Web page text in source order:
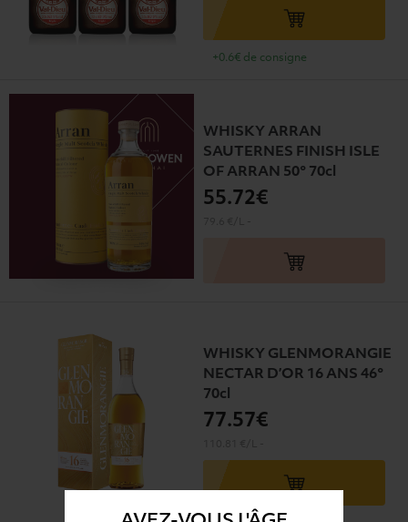
+0.6€ de consigne
WHISKY ARRAN
SAUTERNES FINISH ISLE
OF ARRAN 50° 70cl
55.72€
WHISKY GLENMORANGIE
NECTAR D’OR 16 ANS 46°
70cl
77.57€